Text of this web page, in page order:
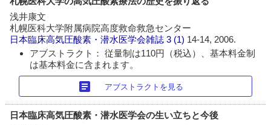
浅井康文
札幌医科大学附属病院高度救命救急センター
日本臨床高気圧酸素・潜水医学会雑誌 3 (1) 14-14, 2006.
アブストラクト： 従量制は110円（税込）、基本料金制
は基本料金に含まれます。
article アブストラクトを見る
日本臨床高気圧酸素・潜水医学会の生い立ちと今後